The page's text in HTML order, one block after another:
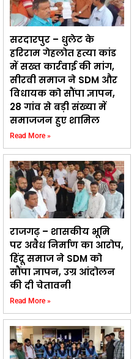
सरदारपुर – धुलेट के
हरिराम गेहलोत हत्या कांड
में सख्त कार्रवाई की मांग,
सीरवी समाज ने SDM और
विधायक को सौंपा ज्ञापन,
28 गांव से बड़ी संख्या में
समाजजन हुए शामिल
Read More »
राजगढ़ – शासकीय भूमि
पर अवैध निर्माण का आरोप,
हिंदू समाज ने SDM को
सौंपा ज्ञापन, उग्र आंदोलन
की दी चेतावनी
Read More »